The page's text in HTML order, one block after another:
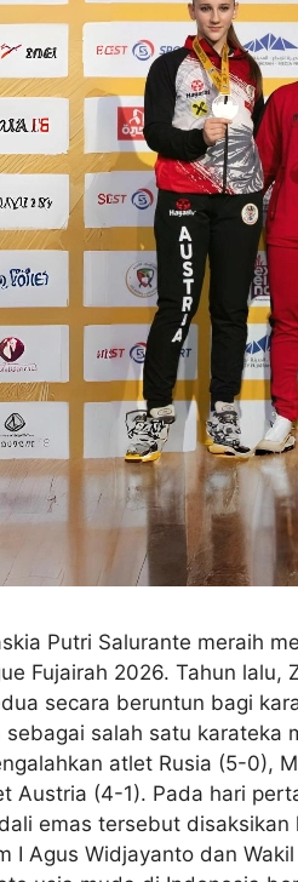
Putri Salurante meraih
Fujairah 2026. Tahun
secara beruntun bagi
salah satu
atlet Rusia (5-0),
Austria (4-1). Pada hari
emas tersebut disaksikan
I Agus Widjayanto dan